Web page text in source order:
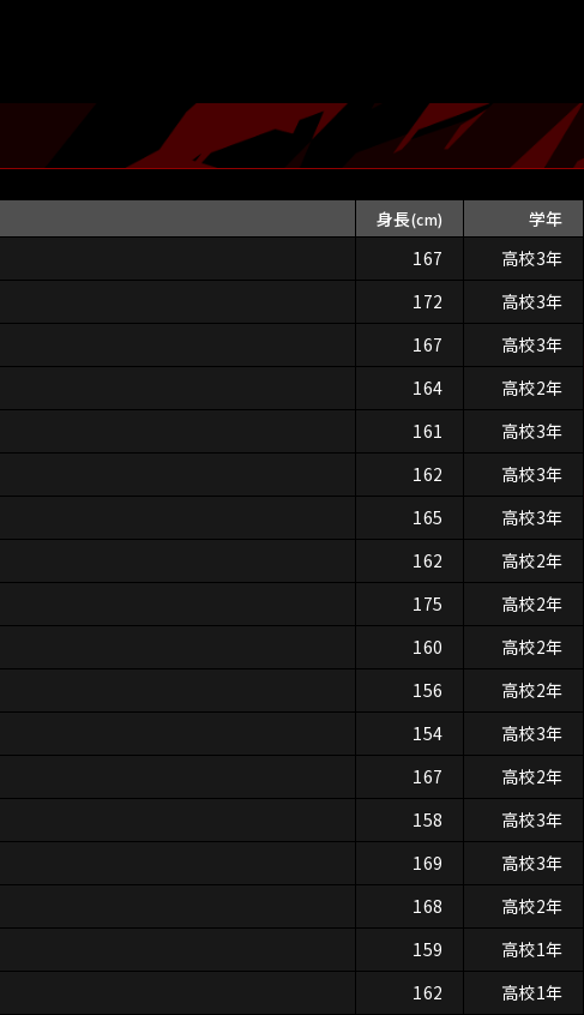
身長(cm)
学年
167
高校3年
172
高校3年
167
高校3年
164
高校2年
161
高校3年
162
高校3年
165
高校3年
162
高校2年
175
高校2年
160
高校2年
156
高校2年
154
高校3年
167
高校2年
158
高校3年
169
高校3年
168
高校2年
159
高校1年
162
高校1年